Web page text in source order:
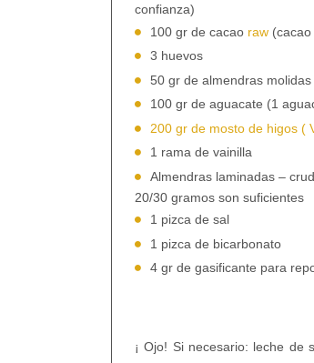
confianza)
100 gr de cacao raw
3 huevos
50 gr de almendras molidas
100 gr de aguacate (1
200 gr de mosto de higos (
1 rama de vainilla
Almendras laminadas –
20/30 gramos son suficientes
1 pizca de sal
1 pizca de bicarbonato
4 gr de gasificante para
¡ Ojo! Si necesario: leche de